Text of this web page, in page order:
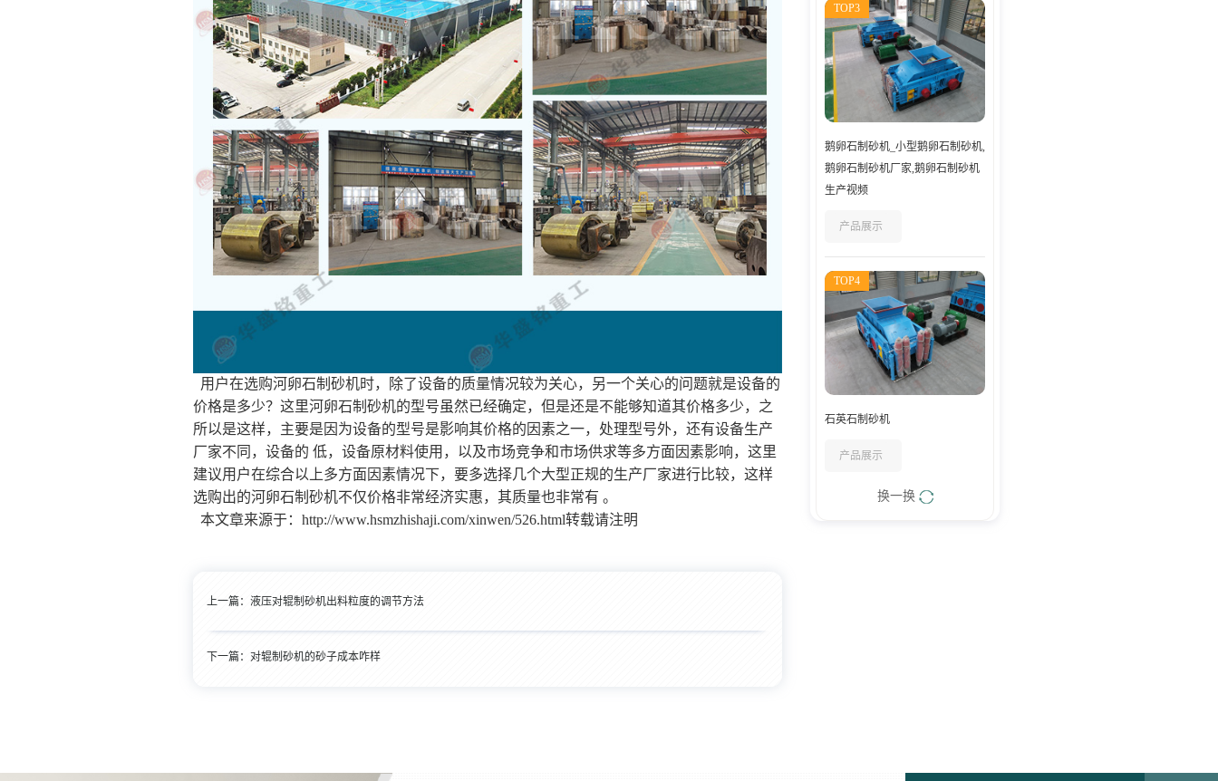
用户在选购河卵石制砂机时，除了设备的质量情况较为关心，另一个关心的问题就是设备的
价格是多少？这里河卵石制砂机的型号虽然已经确定，但是还是不能够知道其价格多少，之
所以是这样，主要是因为设备的型号是影响其价格的因素之一，处理型号外，还有设备生产
厂家不同，设备的 低，设备原材料使用，以及市场竞争和市场供求等多方面因素影响，这里
建议用户在综合以上多方面因素情况下，要多选择几个大型正规的生产厂家进行比较，这样
选购出的河卵石制砂机不仅价格非常经济实惠，其质量也非常有 。
本文章来源于：http://www.hsmzhishaji.com/xinwen/526.html转载请注明
上一篇： 液压对辊制砂机出料粒度的调节方法
下一篇： 对辊制砂机的砂子成本咋样
TOP3
鹅卵石制砂机_小型鹅卵石制砂机,
鹅卵石制砂机厂家,鹅卵石制砂机
生产视频
产品展示
TOP4
石英石制砂机
产品展示
换一换